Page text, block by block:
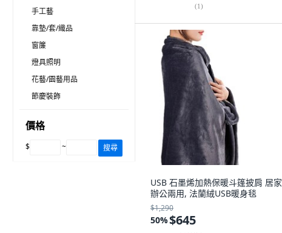
手工藝
靠墊/套/織品
窗簾
燈具照明
花藝/園藝用品
節慶裝飾
價格
$ ~ 搜尋
(1)
USB 石墨烯加熱保暖斗篷披肩 居家
辦公兩用, 法蘭絨USB暖身毯
$1,290
50%$645